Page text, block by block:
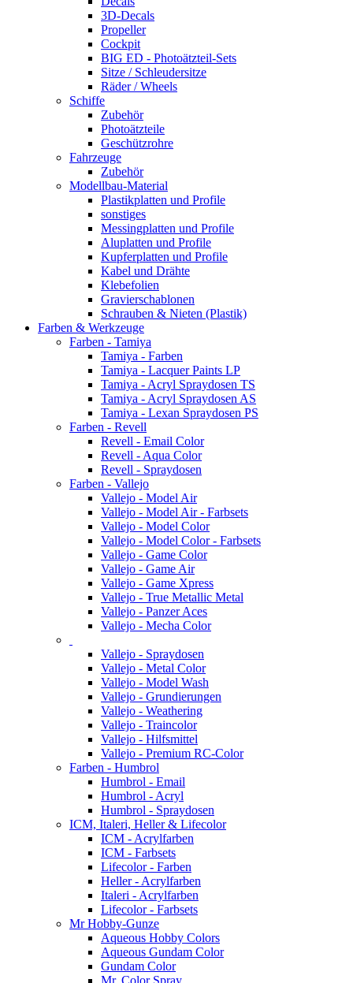
3D-Decals
Propeller
Cockpit
BIG ED - Photoätzteil-Sets
Sitze / Schleudersitze
Räder / Wheels
Schiffe
Zubehör
Photoätzteile
Geschützrohre
Fahrzeuge
Zubehör
Modellbau-Material
Plastikplatten und Profile
sonstiges
Messingplatten und Profile
Aluplatten und Profile
Kupferplatten und Profile
Kabel und Drähte
Klebefolien
Gravierschablonen
Schrauben & Nieten (Plastik)
Farben & Werkzeuge
Farben - Tamiya
Tamiya - Farben
Tamiya - Lacquer Paints LP
Tamiya - Acryl Spraydosen TS
Tamiya - Acryl Spraydosen AS
Tamiya - Lexan Spraydosen PS
Farben - Revell
Revell - Email Color
Revell - Aqua Color
Revell - Spraydosen
Farben - Vallejo
Vallejo - Model Air
Vallejo - Model Air - Farbsets
Vallejo - Model Color
Vallejo - Model Color - Farbsets
Vallejo - Game Color
Vallejo - Game Air
Vallejo - Game Xpress
Vallejo - True Metallic Metal
Vallejo - Panzer Aces
Vallejo - Mecha Color
Vallejo - Spraydosen
Vallejo - Metal Color
Vallejo - Model Wash
Vallejo - Grundierungen
Vallejo - Weathering
Vallejo - Traincolor
Vallejo - Hilfsmittel
Vallejo - Premium RC-Color
Farben - Humbrol
Humbrol - Email
Humbrol - Acryl
Humbrol - Spraydosen
ICM, Italeri, Heller & Lifecolor
ICM - Acrylfarben
ICM - Farbsets
Lifecolor - Farben
Heller - Acrylfarben
Italeri - Acrylfarben
Lifecolor - Farbsets
Mr Hobby-Gunze
Aqueous Hobby Colors
Aqueous Gundam Color
Gundam Color
Mr. Color Spray